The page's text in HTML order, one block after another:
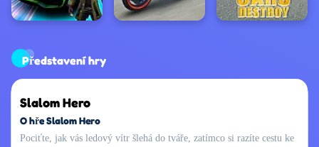
Představení hry
Slalom Hero
O hře Slalom Hero
Pociťte, jak vás ledový vítr šlehá do tváře, zatímco si razíte cestu ke